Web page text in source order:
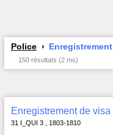
Police
150 résultats (2 ms)
Enregistrement de
31 I_QUI 3 , 1803-1810